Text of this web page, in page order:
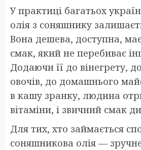
У практиці багатьох
олія з соняшнику
Вона дешева, доступна,
смак, який не перебиває
Додаючи її до вінегрету,
овочів, до домашнього
в кашу зранку, людина
вітаміни, і звичний смак
Для тих, хто займається
соняшникова олія —